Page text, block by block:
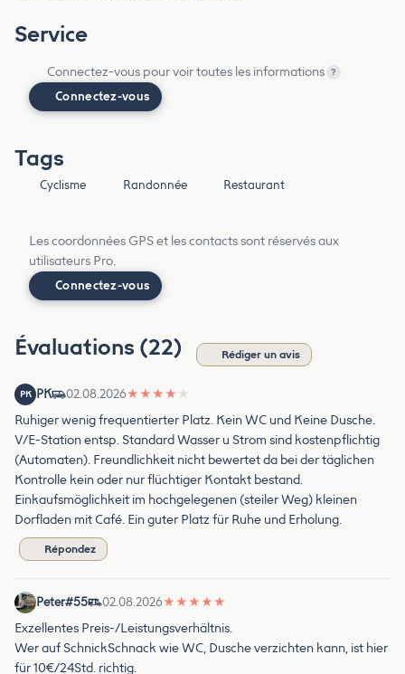
Service
Connectez-vous pour voir toutes les informations ?
Connectez-vous
Tags
Cyclisme Randonnée Restaurant
Les coordonnées GPS et les contacts sont réservés aux
utilisateurs Pro.
Connectez-vous
Évaluations (22) Rédiger un avis
PK PK 02.08.2026★ ★ ★ ★ ★
Ruhiger wenig frequentierter Platz. Kein WC und Keine Dusche.
V/E-Station entsp. Standard Wasser u Strom sind kostenpflichtig
(Automaten). Freundlichkeit nicht bewertet da bei der täglichen
Kontrolle kein oder nur flüchtiger Kontakt bestand.
Einkaufsmöglichkeit im hochgelegenen (steiler Weg) kleinen
Dorfladen mit Café. Ein guter Platz für Ruhe und Erholung.
Répondez
Peter#55 02.08.2026★ ★ ★ ★ ★
Exzellentes Preis-/Leistungsverhältnis.
Wer auf SchnickSchnack wie WC, Dusche verzichten kann, ist hier
für 10€/24Std. richtig.